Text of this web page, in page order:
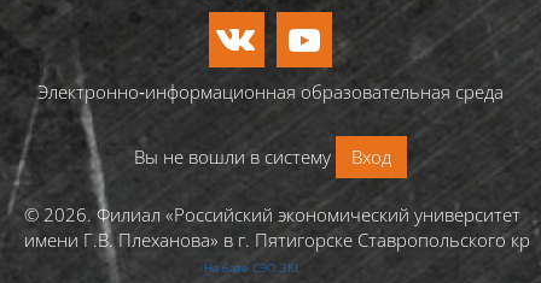
Электронно‑информационная образовательная среда
Вы не вошли в систему Вход
© 2026. Филиал «Российский экономический университет
имени Г.В. Плеханова» в г. Пятигорске Ставропольского
На базе СЭО 3KL